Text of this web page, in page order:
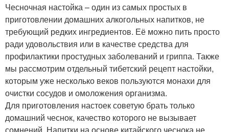
Чесночная настойка – один из самых простых в
приготовлении домашних алкогольных напитков, не
требующий редких ингредиентов. Её можно пить просто
ради удовольствия или в качестве средства для
профилактики простудных заболеваний и гриппа. Также
мы рассмотрим отдельный тибетский рецепт настойки,
которым уже несколько веков пользуются монахи для
очистки сосудов и омоложения организма.
Для приготовления настоек советую брать только
домашний чеснок, качество которого не вызывает
сомнений. Напитки на основе китайского чеснока не